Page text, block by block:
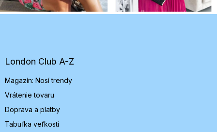
e
London Club A-Z
Magazín: Nosí trendy
Vrátenie tovaru
Doprava a platby
Tabuľka veľkostí